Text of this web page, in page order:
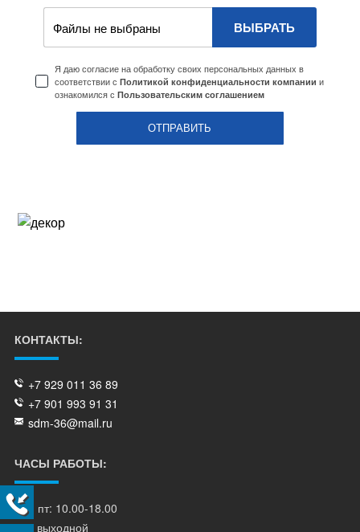
Файлы не выбраны ВЫБРАТЬ
Я даю согласие на обработку своих персональных данных в
соответствии с Политикой конфиденциальности компании и
ознакомился с Пользовательским соглашением
КОНТАКТЫ:
+7 929 011 36 89
+7 901 993 91 31
sdm-36@mail.ru
ЧАСЫ РАБОТЫ:
пн - пт: 10.00-18.00
сб - выходной